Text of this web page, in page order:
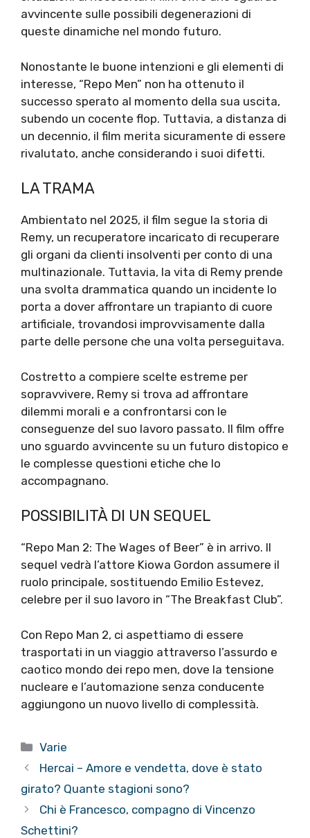
avvincente sulle possibili degenerazioni di
queste dinamiche nel mondo futuro.
Nonostante le buone intenzioni e gli elementi di
interesse, “Repo Men” non ha ottenuto il
successo sperato al momento della sua uscita,
subendo un cocente flop. Tuttavia, a distanza di
un decennio, il film merita sicuramente di essere
rivalutato, anche considerando i suoi difetti.
LA TRAMA
Ambientato nel 2025, il film segue la storia di
Remy, un recuperatore incaricato di recuperare
gli organi da clienti insolventi per conto di una
multinazionale. Tuttavia, la vita di Remy prende
una svolta drammatica quando un incidente lo
porta a dover affrontare un trapianto di cuore
artificiale, trovandosi improvvisamente dalla
parte delle persone che una volta perseguitava.
Costretto a compiere scelte estreme per
sopravvivere, Remy si trova ad affrontare
dilemmi morali e a confrontarsi con le
conseguenze del suo lavoro passato. Il film offre
uno sguardo avvincente su un futuro distopico e
le complesse questioni etiche che lo
accompagnano.
POSSIBILITÀ DI UN SEQUEL
“Repo Man 2: The Wages of Beer” è in arrivo. Il
sequel vedrà l’attore Kiowa Gordon assumere il
ruolo principale, sostituendo Emilio Estevez,
celebre per il suo lavoro in “The Breakfast Club”.
Con Repo Man 2, ci aspettiamo di essere
trasportati in un viaggio attraverso l’assurdo e
caotico mondo dei repo men, dove la tensione
nucleare e l’automazione senza conducente
aggiungono un nuovo livello di complessità.
Categorie
Varie
Hercai – Amore e vendetta, dove è stato
girato? Quante stagioni sono?
Chi è Francesco, compagno di Vincenzo
Schettini?